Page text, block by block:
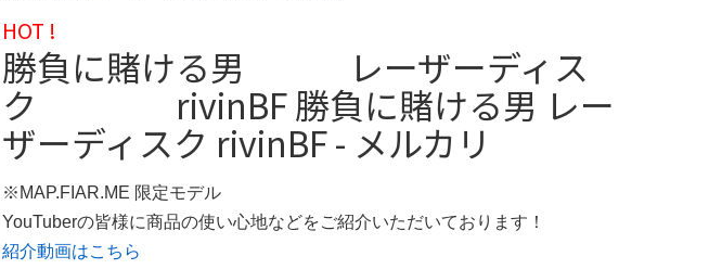
HOT !
勝負に賭ける男 レーザーディス
ク rivinBF 勝負に賭ける男 レー
ザーディスク rivinBF - メルカリ
※MAP.FIAR.ME 限定モデル
YouTuberの皆様に商品の使い心地などをご紹介いただいております！
紹介動画はこちら